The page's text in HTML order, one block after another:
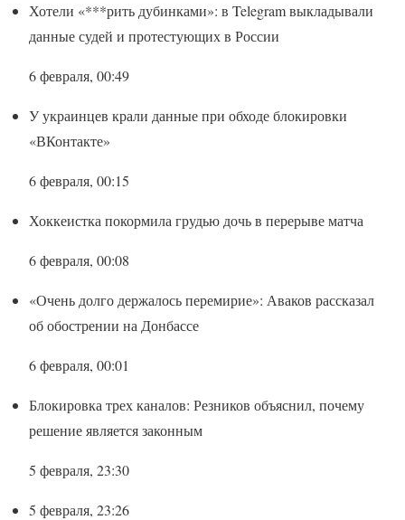
Хотели «***рить дубинками»: в Telegram выкладывали
данные судей и протестующих в России
6 февраля, 00:49
У украинцев крали данные при обходе блокировки
«ВКонтакте»
6 февраля, 00:15
Хоккеистка покормила грудью дочь в перерыве матча
6 февраля, 00:08
«Очень долго держалось перемирие»: Аваков рассказал
об обострении на Донбассе
6 февраля, 00:01
Блокировка трех каналов: Резников объяснил, почему
решение является законным
5 февраля, 23:30
5 февраля, 23:26